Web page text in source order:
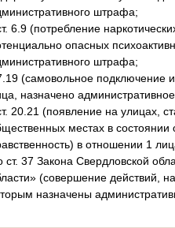
штрафа;
6.9 (потребление
опасных
штрафа;
(самовольное подключение
назначено
20.21 (появление на улицах,
местах в
в отношении 1
ст. 37 Закона Свердловской
(совершение действий,
назначены